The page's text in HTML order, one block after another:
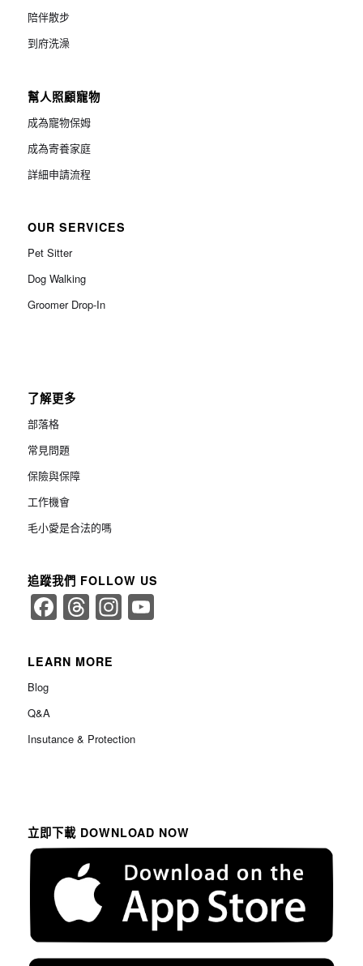
陪伴散步
到府洗澡
幫人照顧寵物
成為寵物保姆
成為寄養家庭
詳細申請流程
OUR SERVICES
Pet Sitter
Dog Walking
Groomer Drop-In
了解更多
部落格
常見問題
保險與保障
工作機會
毛小愛是合法的嗎
追蹤我們 FOLLOW US
Facebook
Threads
Instagram
YouTube
LEARN MORE
Blog
Q&A
Insutance & Protection
立即下載 DOWNLOAD NOW